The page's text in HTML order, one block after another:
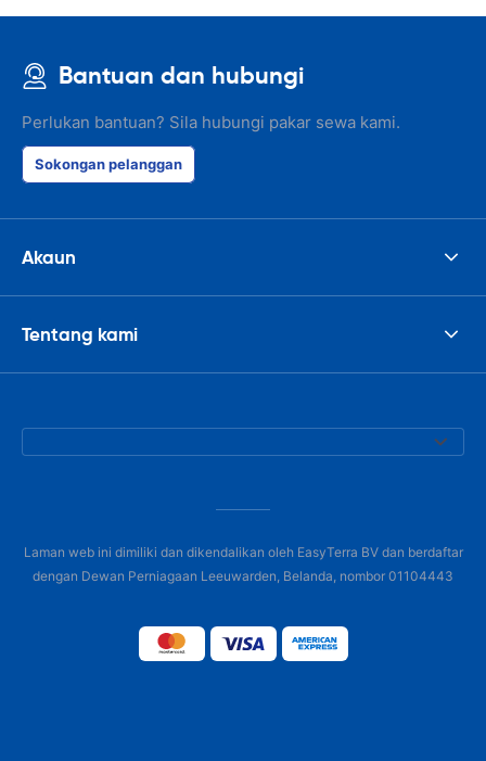
Bantuan dan hubungi
Perlukan bantuan? Sila hubungi pakar sewa kami.
Sokongan pelanggan
Akaun
Tentang kami
Laman web ini dimiliki dan dikendalikan oleh EasyTerra BV dan berdaftar
dengan Dewan Perniagaan Leeuwarden, Belanda, nombor 01104443